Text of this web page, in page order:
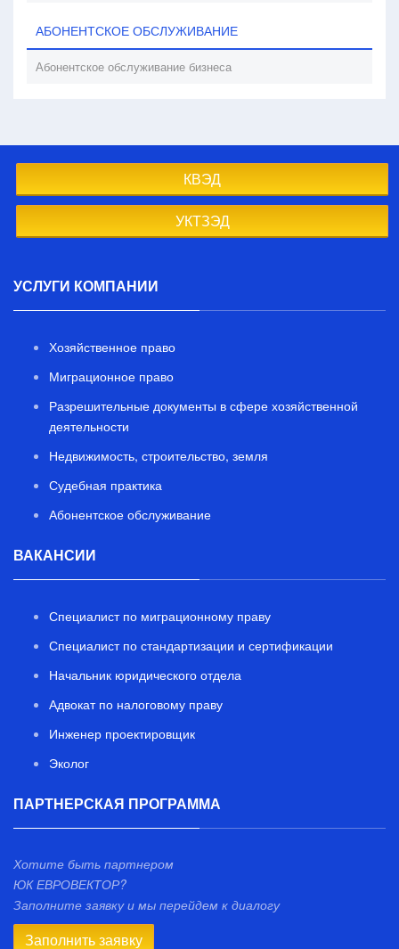
АБОНЕНТСКОЕ ОБСЛУЖИВАНИЕ
Абонентское обслуживание бизнеса
КВЭД
УКТЗЭД
УСЛУГИ КОМПАНИИ
Хозяйственное право
Миграционное право
Разрешительные документы в сфере хозяйственной
деятельности
Недвижимость, строительство, земля
Судебная практика
Абонентское обслуживание
ВАКАНСИИ
Специалист по миграционному праву
Специалист по стандартизации и сертификации
Начальник юридического отдела
Адвокат по налоговому праву
Инженер проектировщик
Эколог
ПАРТНЕРСКАЯ ПРОГРАММА
Хотите быть партнером
ЮК ЕВРОВЕКТОР?
Заполните заявку и мы перейдем к диалогу
Заполнить заявку